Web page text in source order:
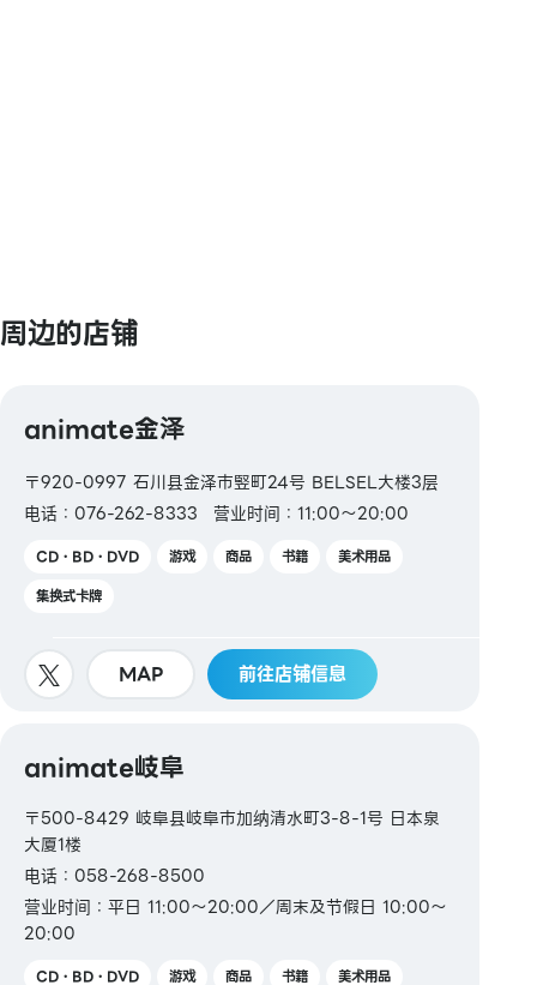
周边的店铺
animate金泽
〒920-0997 石川县金泽市竪町24号 BELSEL大楼3层
电话：076-262-8333
营业时间：11:00～20:00
CD・BD・DVD 游戏 商品 书籍
美术用品
集换式卡牌
MAP 前往店铺信息
animate岐阜
〒500-8429 岐阜县岐阜市加纳清水町3-8-1号 日本泉
大厦1楼
电话：058-268-8500
营业时间：平日 11:00～20:00／周末及节假日 10:00～
20:00
CD・BD・DVD 游戏 商品 书籍
美术用品